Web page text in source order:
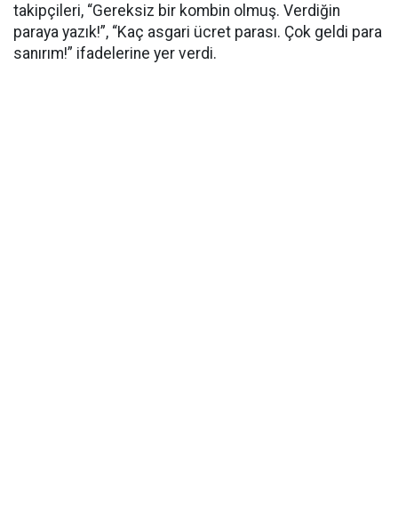
takipçileri, “Gereksiz bir kombin olmuş. Verdiğin
paraya yazık!”, “Kaç asgari ücret parası. Çok geldi para
sanırım!” ifadelerine yer verdi.